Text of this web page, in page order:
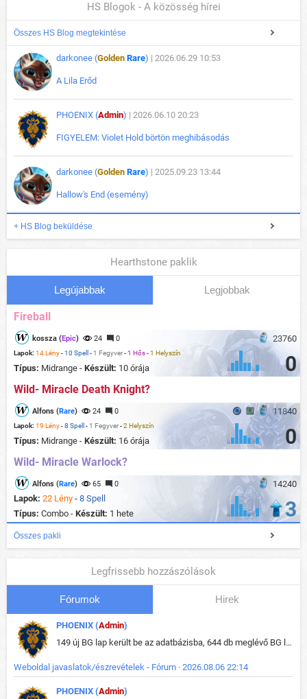
HS Blogok - A közösség hírei
Összes HS Blog megtekintése
darkonee (Golden Rare) | 2026.06.29 10:53
A Lila Erőd
PHOENIX (Admin) | 2026.06.10 20:23
FIGYELEM: Violet Hold börtön meghibásodás
darkonee (Golden Rare) | 2025.09.23 13:44
Hallow's End (esemény)
+ HS Blog beküldése
Hearthstone paklik
Legújabbak Legjobbak
Fireball
23760
kossza (Epic) 24 0
Lapok: 14 Lény-10 Spell - 1 Fegyver-1 Hős-1 Helyszín
Típus: Midrange - Készült: 10 órája 0
Wild- Miracle Death Knight?
11840
Alfons (Rare) 24 0
Lapok: 19 Lény-8 Spell - 1 Fegyver-2 Helyszín
Típus: Midrange - Készült: 16 órája 0
Wild- Miracle Warlock?
14240
Alfons (Rare) 65 0
Lapok: 22 Lény - 8 Spell
Típus: Combo - Készült: 1 hete 3
Összes pakli
Legfrissebb hozzászólások
Fórumok Hirek
PHOENIX (Admin)
149 új BG lap került be az adatbázisba, 644 db meglévő BG lap módosult, bekerültek az új képek a megváltozott lapokhoz is.
Weboldal javaslatok/észrevételek - Fórum · 2026.08.06 22:14
PHOENIX (Admin)